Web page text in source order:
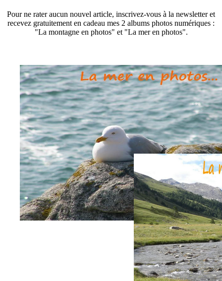
Pour ne rater aucun nouvel article, inscrivez-vous à la newsletter et
recevez gratuitement en cadeau mes 2 albums photos numériques :
"La montagne en photos" et "La mer en photos".